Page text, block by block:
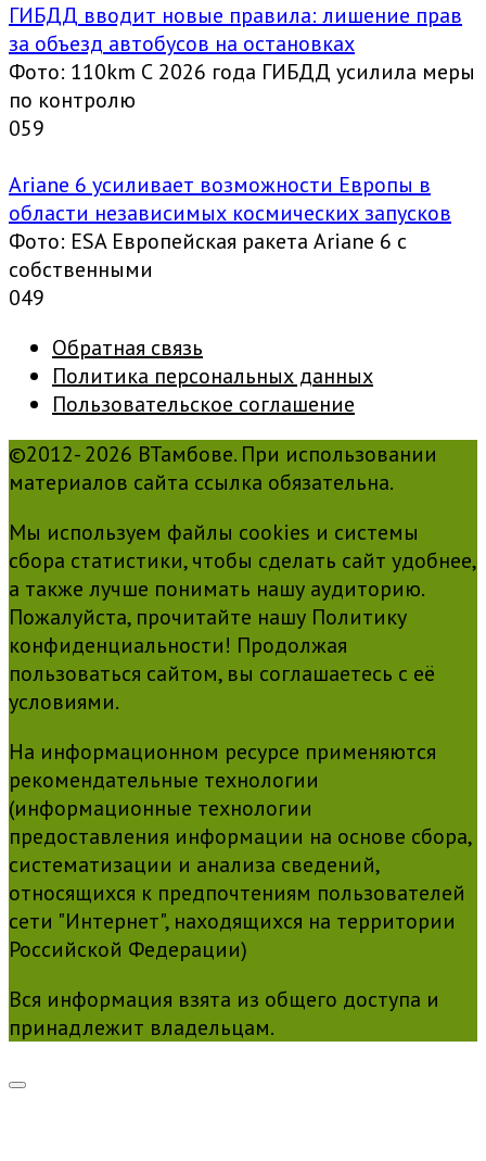
ГИБДД вводит новые правила: лишение прав
за объезд автобусов на остановках
Фото: 110km С 2026 года ГИБДД усилила меры
по контролю
059
Ariane 6 усиливает возможности Европы в
области независимых космических запусков
Фото: ESA Европейская ракета Ariane 6 с
собственными
049
Обратная связь
Политика персональных данных
Пользовательское соглашение
©2012- 2026 ВТамбове. При использовании
материалов сайта ссылка обязательна.
Мы используем файлы cookies и системы
сбора статистики, чтобы сделать сайт удобнее,
а также лучше понимать нашу аудиторию.
Пожалуйста, прочитайте нашу Политику
конфиденциальности! Продолжая
пользоваться сайтом, вы соглашаетесь с её
условиями.
На информационном ресурсе применяются
рекомендательные технологии
(информационные технологии
предоставления информации на основе сбора,
систематизации и анализа сведений,
относящихся к предпочтениям пользователей
сети "Интернет", находящихся на территории
Российской Федерации)
Вся информация взята из общего доступа и
принадлежит владельцам.